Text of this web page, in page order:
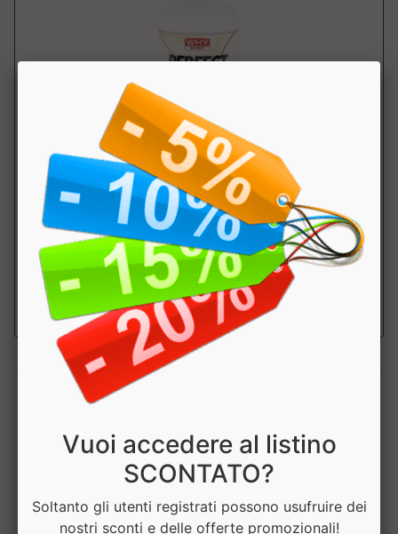
Perfect Mass
Why Sport
Miscela di proteine e carboidrati per l'aumento della massa
muscolare. ....
a partire da € 47.92
sconto 20%
Hai bisogno di aiuto? Chatta con noi
Vuoi accedere al listino
SCONTATO?
Soltanto gli utenti registrati possono usufruire dei
nostri sconti e delle offerte promozionali!